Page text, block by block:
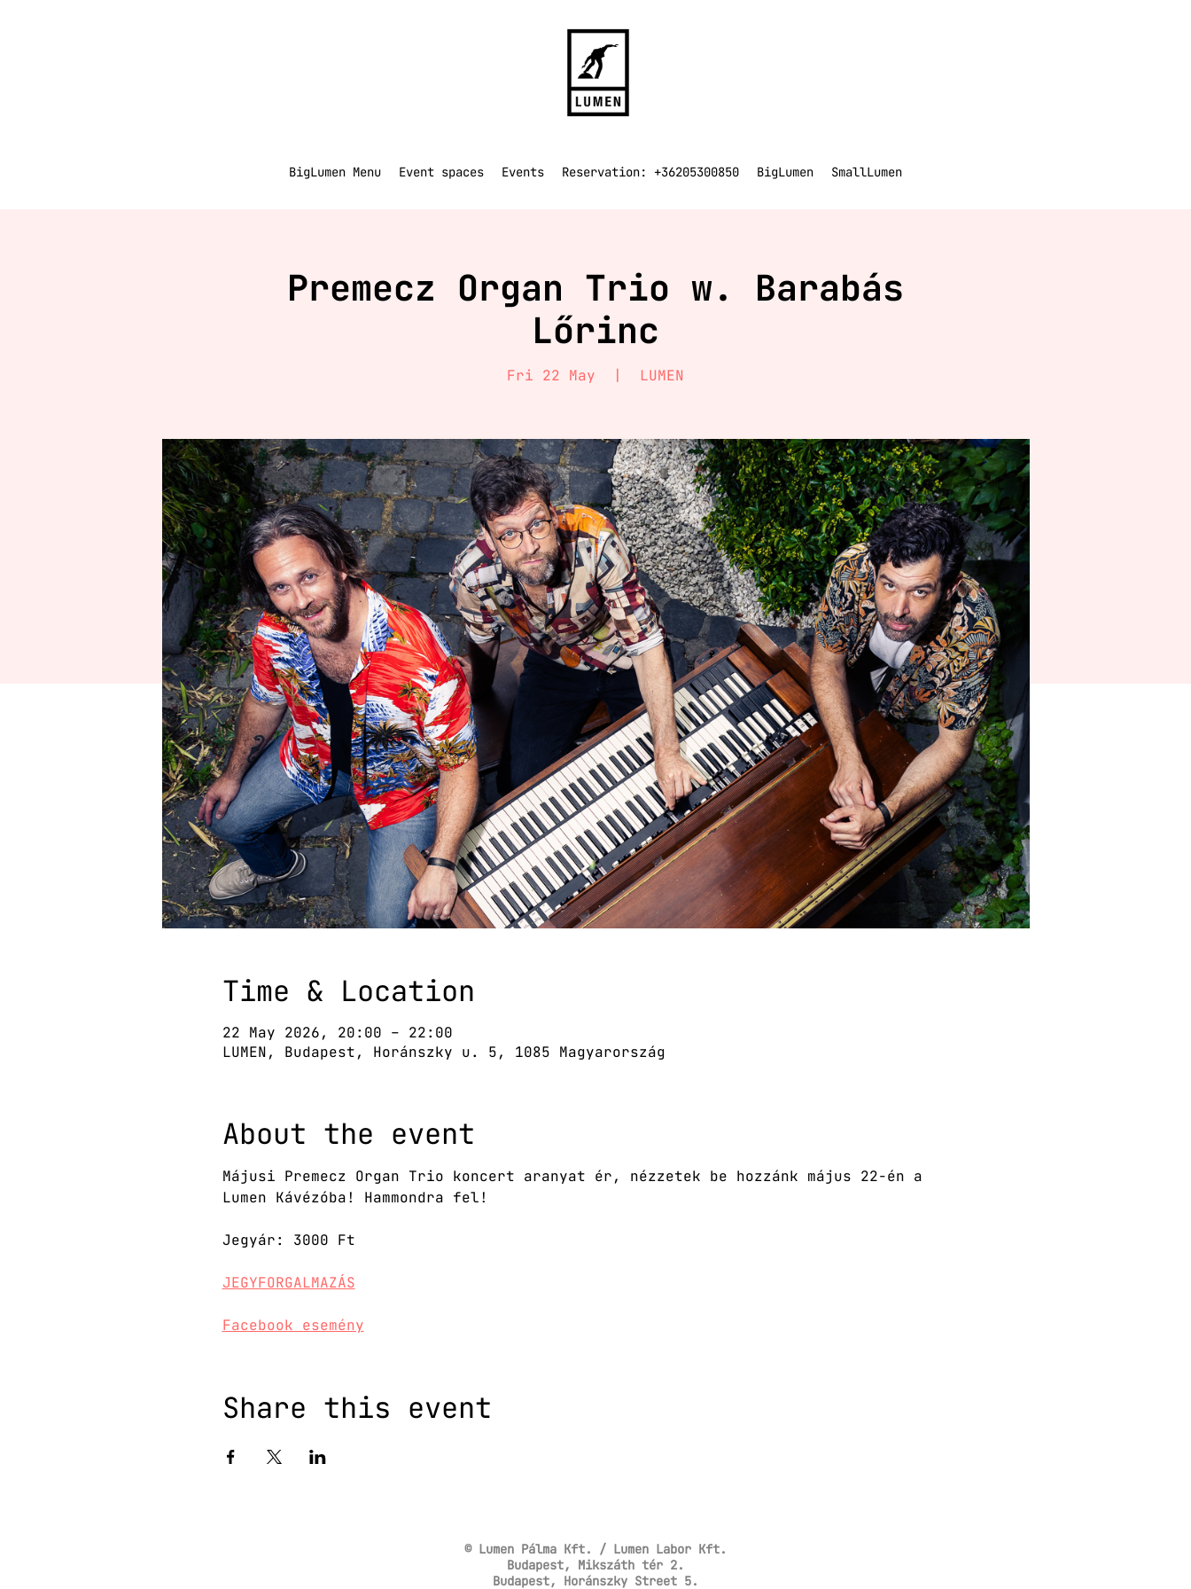
BigLumen Menu Event spaces Events Reservation: +36205300850 BigLumen SmallLumen
Premecz Organ Trio w. Barabás
Lőrinc
Fri 22 May LUMEN
Time & Location
22 May 2026, 20:00 – 22:00
LUMEN, Budapest, Horánszky u. 5, 1085 Magyarország
About the event
Májusi Premecz Organ Trio koncert aranyat ér, nézzetek be hozzánk május 22-én a
Lumen Kávézóba! Hammondra fel!
Jegyár: 3000 Ft
JEGYFORGALMAZÁS
Facebook esemény
Share this event
© Lumen Pálma Kft. / Lumen Labor Kft.
Budapest, Mikszáth tér 2.
Budapest, Horánszky Street 5.